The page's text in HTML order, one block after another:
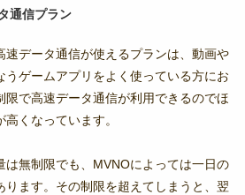
通信プラン
速データ通信が使えるプランは、動画や
うゲームアプリをよく使っている方にお
限で高速データ通信が利用できるのでほ
くなっています。
は無制限でも、MVNOによっては一日の
ります。その制限を超えてしまうと、翌